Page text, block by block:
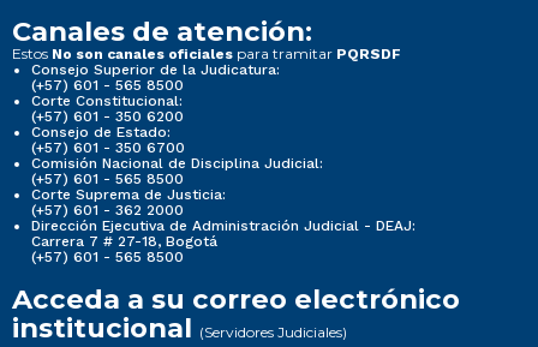
Canales de atención:
Estos No son canales oficiales para tramitar PQRSDF
Consejo Superior de la Judicatura:
(+57) 601 - 565 8500
Corte Constitucional:
(+57) 601 - 350 6200
Consejo de Estado:
(+57) 601 - 350 6700
Comisión Nacional de Disciplina Judicial:
(+57) 601 - 565 8500
Corte Suprema de Justicia:
(+57) 601 - 362 2000
Dirección Ejecutiva de Administración Judicial - DEAJ:
Carrera 7 # 27-18, Bogotá
(+57) 601 - 565 8500
Acceda a su correo electrónico
institucional (Servidores Judiciales)